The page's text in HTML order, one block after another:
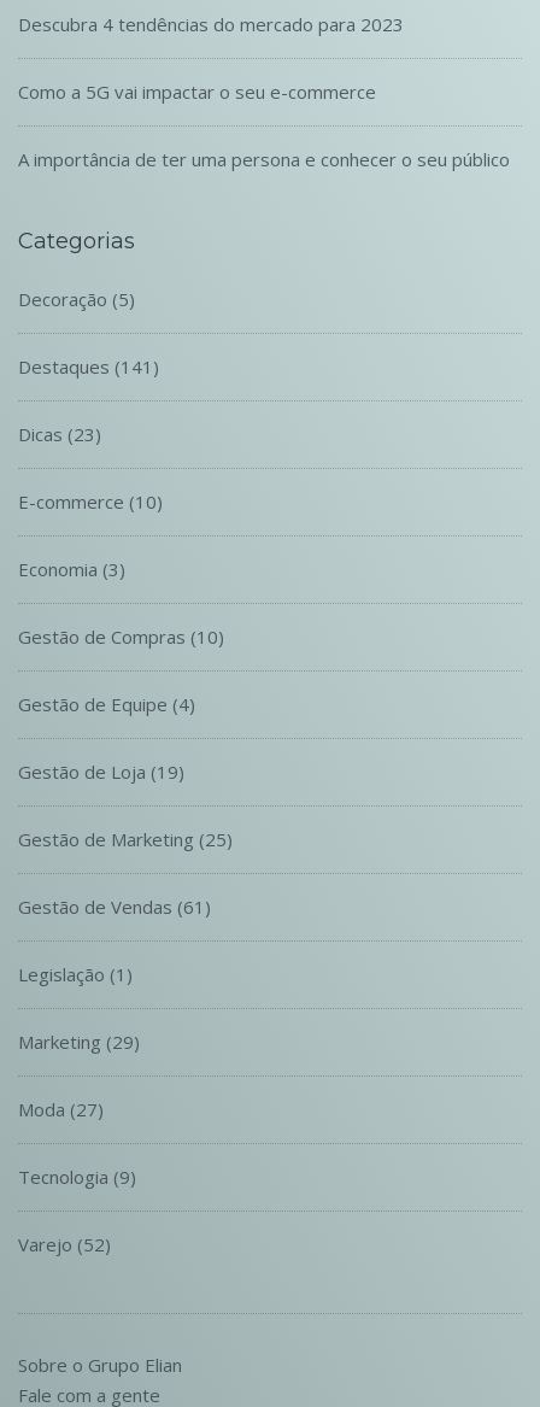
Descubra 4 tendências do mercado para 2023
Como a 5G vai impactar o seu e-commerce
A importância de ter uma persona e conhecer o seu público
Categorias
Decoração (5)
Destaques (141)
Dicas (23)
E-commerce (10)
Economia (3)
Gestão de Compras (10)
Gestão de Equipe (4)
Gestão de Loja (19)
Gestão de Marketing (25)
Gestão de Vendas (61)
Legislação (1)
Marketing (29)
Moda (27)
Tecnologia (9)
Varejo (52)
Sobre o Grupo Elian
Fale com a gente